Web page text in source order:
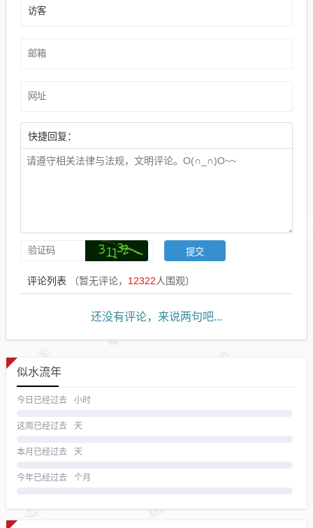
快捷回复：
评论列表 （暂无评论， 12322人围观）
还没有评论，来说两句吧...
似水流年
今日已经过去 小时
这周已经过去 天
本月已经过去 天
今年已经过去 个月